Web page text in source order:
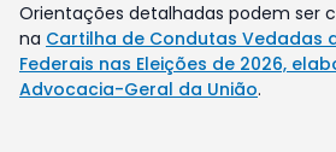
Orientações detalhadas podem ser
na Cartilha de Condutas Vedadas
Federais nas Eleições de 2026,
Advocacia-Geral da União.